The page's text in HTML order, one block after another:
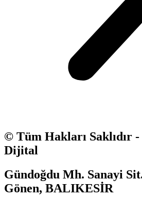
© Tüm Hakları Saklıdır
Dijital
Gündoğdu Mh. Sanayi
Gönen, BALIKESİR